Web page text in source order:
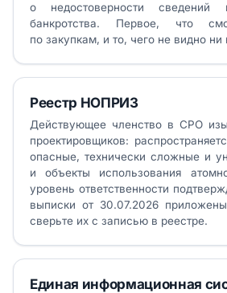
о недостоверности
банкротства. Первое, что
по закупкам, и то, чего не видно
Реестр НОПРИЗ
Действующее членство в СРО
проектировщиков:
опасные, технически сложные и
и объекты использования
уровень ответственности
выписки от 30.07.2026
сверьте их с записью в реестре.
Единая информационная